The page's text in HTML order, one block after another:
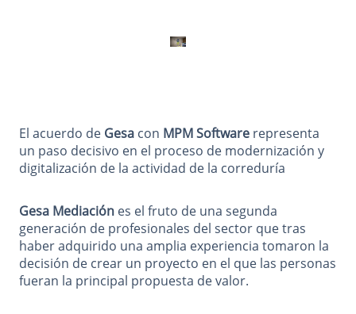
El acuerdo de Gesa con MPM Software representa
un paso decisivo en el proceso de modernización y
digitalización de la actividad de la correduría
Gesa Mediación es el fruto de una segunda
generación de profesionales del sector que tras
haber adquirido una amplia experiencia tomaron la
decisión de crear un proyecto en el que las personas
fueran la principal propuesta de valor.